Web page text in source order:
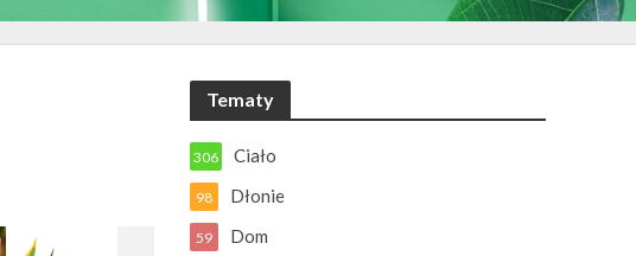
Tematy
Ciało
306
Dłonie
98
Dom
59